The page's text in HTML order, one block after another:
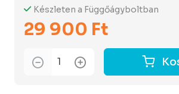
Készleten a Függőágyboltban
29 900 Ft